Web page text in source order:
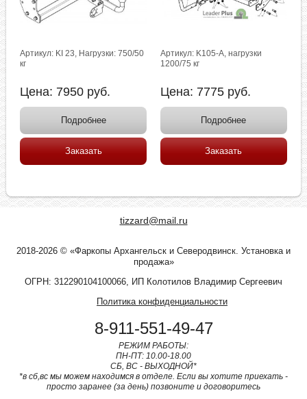
Артикул: KI 23, Нагрузки: 750/50
кг
Цена: 7950 руб.
Подробнее
Заказать
Артикул: K105-A, нагрузки
1200/75 кг
Цена: 7775 руб.
Подробнее
Заказать
tizzard@mail.ru
2018-2026 © «Фаркопы Архангельск и Северодвинск. Установка и
продажа»
ОГРН: 312290104100066, ИП Колотилов Владимир Сергеевич
Политика конфиденциальности
8-911-551-49-47
РЕЖИМ РАБОТЫ:
ПН-ПТ: 10.00-18.00
СБ, ВС - ВЫХОДНОЙ*
*в сб,вс мы можем находимся в отделе. Если вы хотите приехать -
просто заранее (за день) позвоните и договоритесь